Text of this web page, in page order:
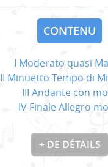
CONTENU
I Moderato quasi
II Minuetto Tempo di
III Andante con
IV Finale Allegro
+ DE DÉTAILS